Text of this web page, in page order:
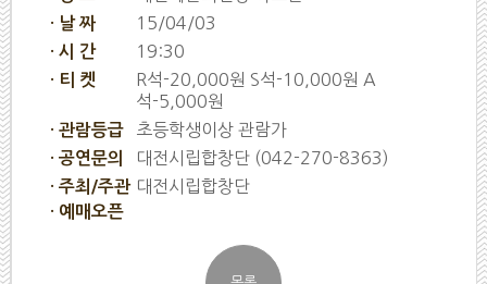
· 날 짜 15/04/03
· 시 간 19:30
· 티 켓
R석-20,000원 S석-10,000원 A
석-5,000원
· 관람등급 초등학생이상 관람가
· 공연문의 대전시립합창단 (042-270-8363)
· 주최/주관 대전시립합창단
· 예매오픈